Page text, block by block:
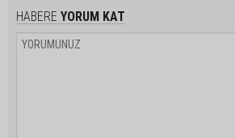
HABERE YORUM KAT